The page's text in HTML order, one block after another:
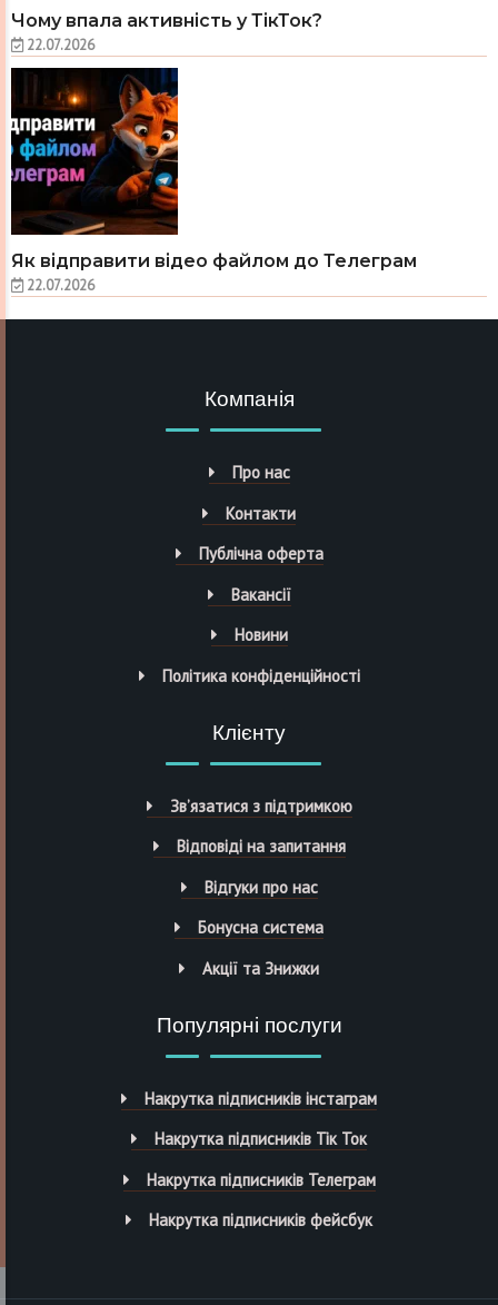
Чому впала активність у ТікТок?
22.07.2026
Як відправити відео файлом до Телеграм
22.07.2026
Компанія
Про нас
Контакти
Публічна оферта
Вакансії
Новини
Політика конфіденційності
Клієнту
Зв’язатися з підтримкою
Відповіді на запитання
Відгуки про нас
Бонусна система
Акції та Знижки
Популярні послуги
Накрутка підписників інстаграм
Накрутка підписників Тік Ток
Накрутка підписників Телеграм
Накрутка підписників фейсбук